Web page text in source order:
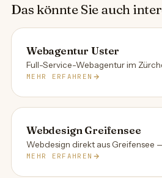
Das könnte Sie auch
Webagentur Uster
Full-Service-Webagentur im
MEHR ERFAHREN
Webdesign Greifensee
Webdesign direkt aus Greifensee
MEHR ERFAHREN